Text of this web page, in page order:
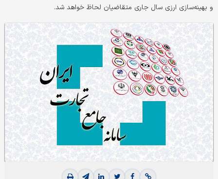
و بهینه‌سازی ارزی سال جاری متقاضیان لحاظ خواهد شد.